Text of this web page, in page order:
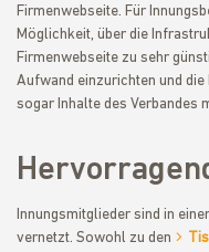
Firmenwebseite. Für
Möglichkeit, über die
Firmenwebseite zu sehr
Aufwand einzurichten und
sogar Inhalte des Verbandes
Innungsmitglieder sind in
vernetzt. Sowohl zu den